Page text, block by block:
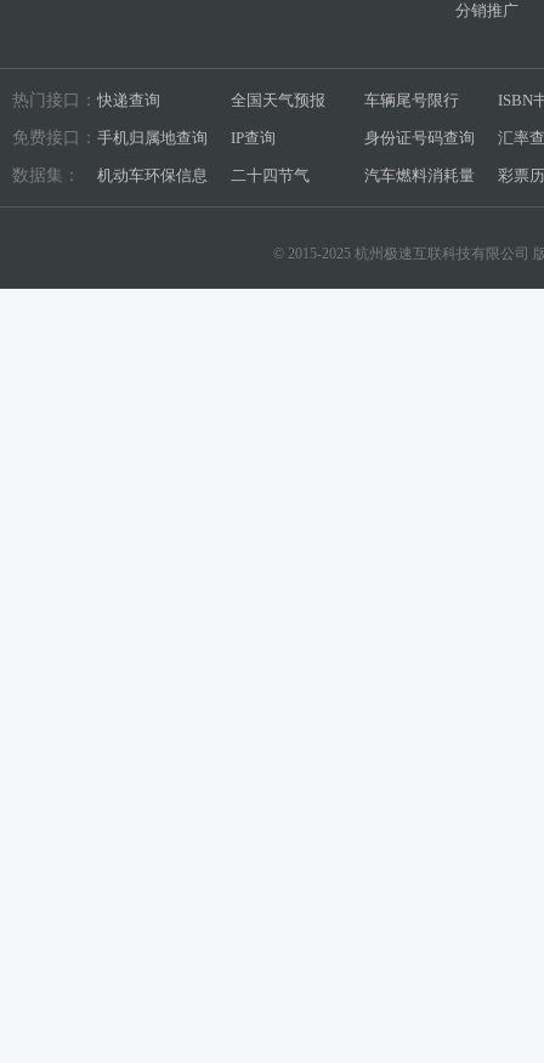
分销推广
热门接口： 快递查询 全国天气预报 车辆尾号限行 ISBN
免费接口： 手机归属地查询 IP查询 身份证号码查询 汇率
数据集： 机动车环保信息 二十四节气 汽车燃料消耗量 彩票
© 2015-2025 杭州极速互联科技有限公司